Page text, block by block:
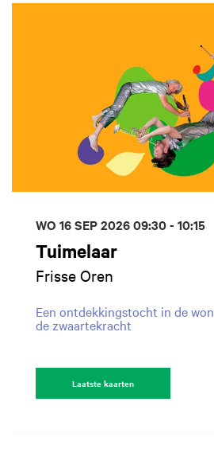
Tuimelaar
Frisse Oren
Een ontdekkingstocht in de
de zwaartekracht
WO 16 SEP 202609:30 - 10:15
Laatste kaarten